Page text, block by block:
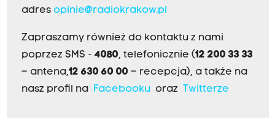
adres opinie@radiokrakow.pl
Zapraszamy również do kontaktu z nami
poprzez SMS - 4080, telefonicznie (12 200 33 33
– antena,12 630 60 00 – recepcja), a także na
nasz profil na
Facebookuoraz Twitterze